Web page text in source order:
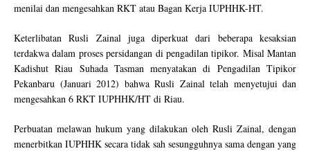
menilai dan mengesahkan RKT atau Bagan Kerja IUPHHK-HT.
Keterlibatan Rusli Zainal juga diperkuat dari beberapa kesaksian
terdakwa dalam proses persidangan di pengadilan tipikor. Misal Mantan
Kadishut Riau Suhada Tasman menyatakan di Pengadilan Tipikor
Pekanbaru (Januari 2012) bahwa Rusli Zainal telah menyetujui dan
mengesahkan 6 RKT IUPHHK/HT di Riau.
Perbuatan melawan hukum yang dilakukan oleh Rusli Zainal, dengan
menerbitkan IUPHHK secara tidak sah sesungguhnya sama dengan yang